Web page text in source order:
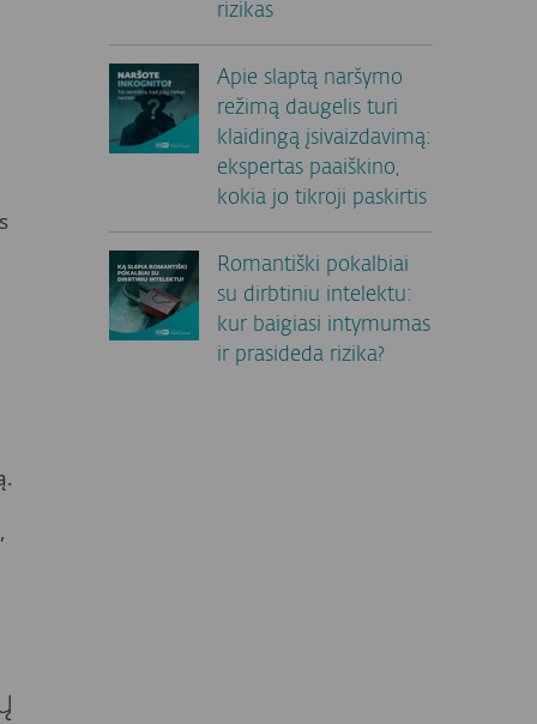
rizikas
Apie slaptą naršymo
režimą daugelis turi
klaidingą įsivaizdavimą:
ekspertas paaiškino,
kokia jo tikroji paskirtis
Romantiški pokalbiai
su dirbtiniu intelektu:
kur baigiasi intymumas
ir prasideda rizika?